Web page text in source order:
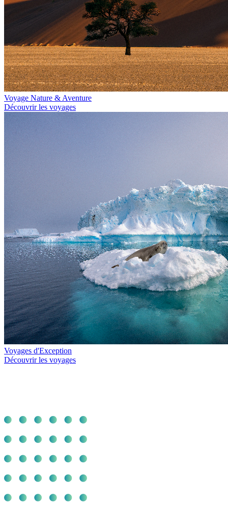
Voyage Nature & Aventure
Découvrir les voyages
Voyages d'Exception
Découvrir les voyages